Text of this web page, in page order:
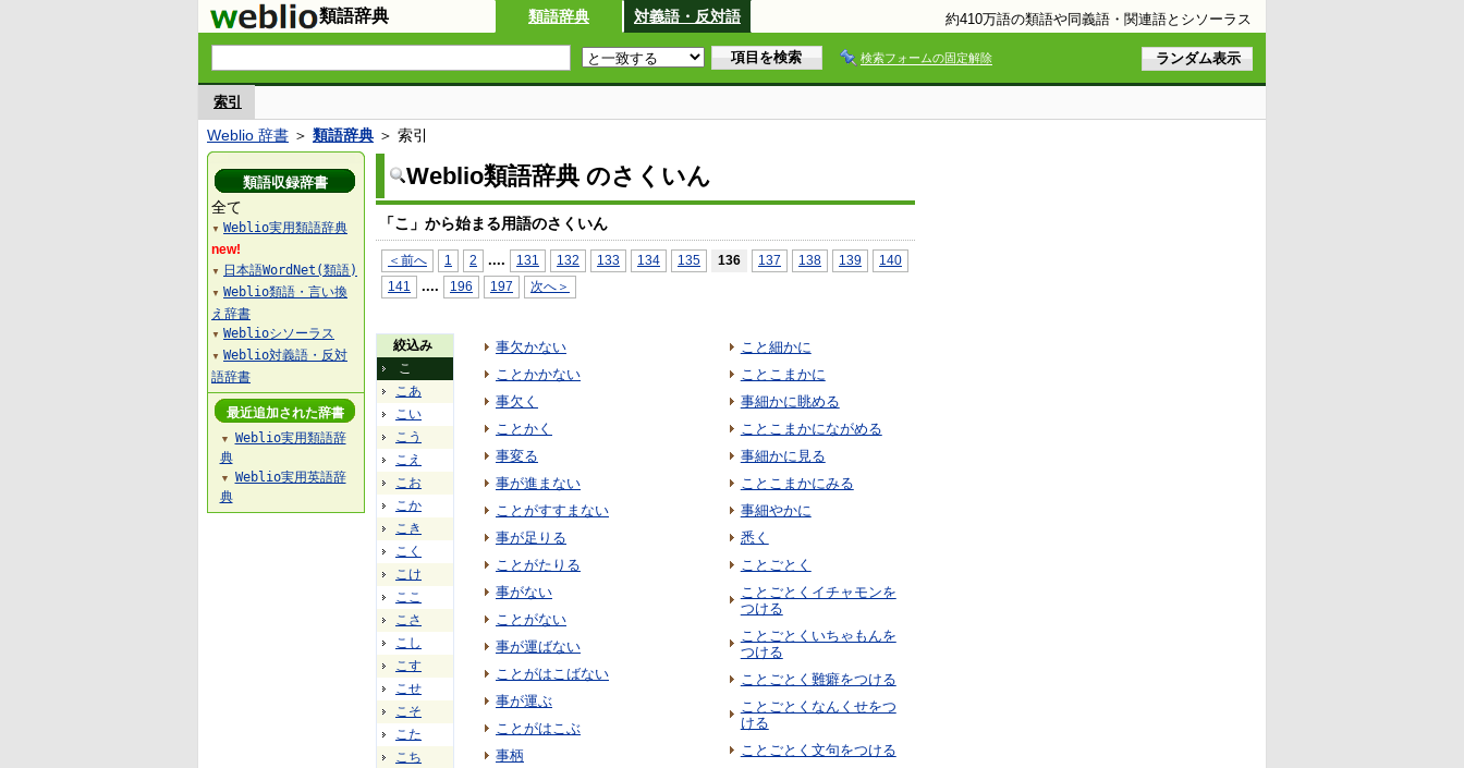
類語辞典 類語辞典 対義語・反対語 約410万語の類語や同義語・関連語とシソーラス
検索フォームの固定解除
索引
Weblio 辞書 ＞ 類語辞典 ＞ 索引
Weblio類語辞典 のさくいん
「こ」から始まる用語のさくいん
＜前へ 1 2 .... 131 132 133 134 135 136 137 138 139
140
141
.... 196 197 次へ＞
絞込み
こ
こあ
こい
こう
こえ
こお
こか
こき
こく
こけ
ここ
こさ
こし
こす
こせ
こそ
こた
こち
事欠かない
ことかかない
事欠く
ことかく
事変る
事が進まない
ことがすすまない
事が足りる
ことがたりる
事がない
ことがない
事が運ばない
ことがはこばない
事が運ぶ
ことがはこぶ
事柄
こと細かに
ことこまかに
事細かに眺める
ことこまかにながめる
事細かに見る
ことこまかにみる
事細やかに
悉く
ことごとく
ことごとくイチャモンを
つける
ことごとくいちゃもんを
つける
ことごとく難癖をつける
ことごとくなんくせをつ
ける
ことごとく文句をつける
類語収録辞書
全て
▼ Weblio実用類語辞典
new!
▼ 日本語WordNet(類語)
▼ Weblio類語・言い換
え辞書
▼ Weblioシソーラス
▼ Weblio対義語・反対
語辞書
最近追加された辞書
▼
Weblio実用類語辞
典
▼
Weblio実用英語辞
典